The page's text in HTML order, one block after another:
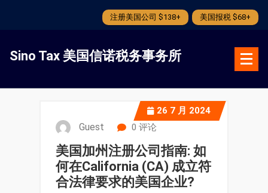
注册美国公司 $138+ 美国报税 $68+
Sino Tax 美国信诺税务事务所
26 7 月 2024
Guest 0 评论
美国加州注册公司指南: 如
何在California (CA) 成立符
合法律要求的美国企业?